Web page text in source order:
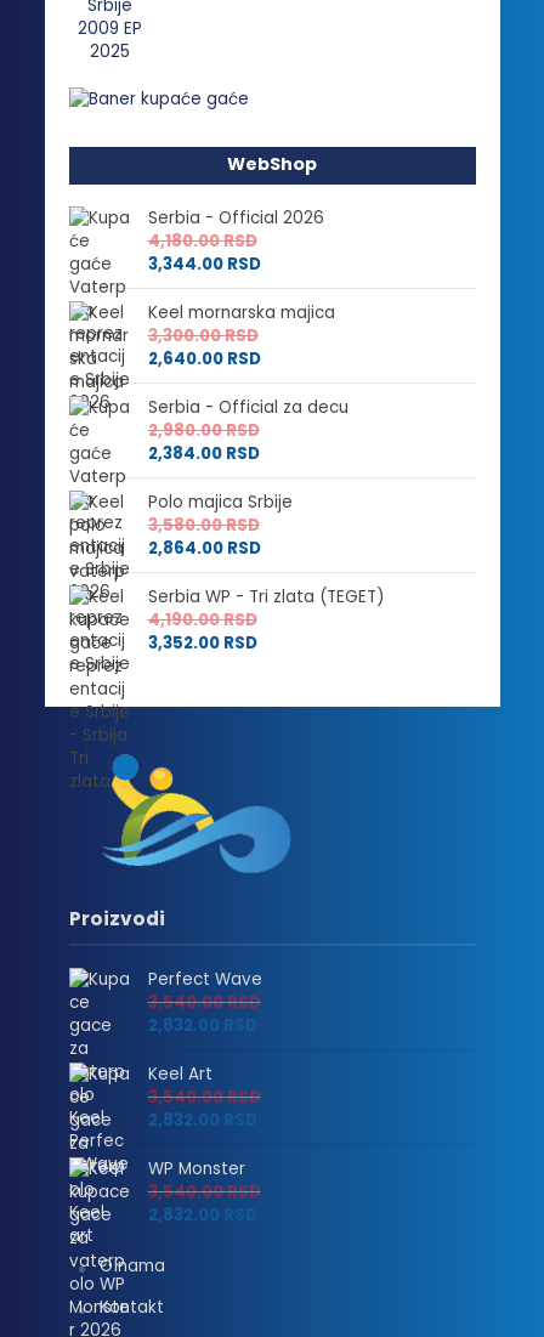
WebShop
Serbia - Official 2026
4,180.00RSD
3,344.00 RSD
Keel mornarska majica
3,300.00RSD
2,640.00 RSD
Serbia - Official za decu
2,980.00RSD
2,384.00 RSD
Polo majica Srbije
3,580.00RSD
2,864.00 RSD
Serbia WP - Tri zlata (TEGET)
4,190.00RSD
3,352.00 RSD
Proizvodi
Perfect Wave
3,540.00RSD
2,832.00 RSD
Keel Art
3,540.00RSD
2,832.00 RSD
WP Monster
3,540.00RSD
2,832.00 RSD
O nama
Kontakt